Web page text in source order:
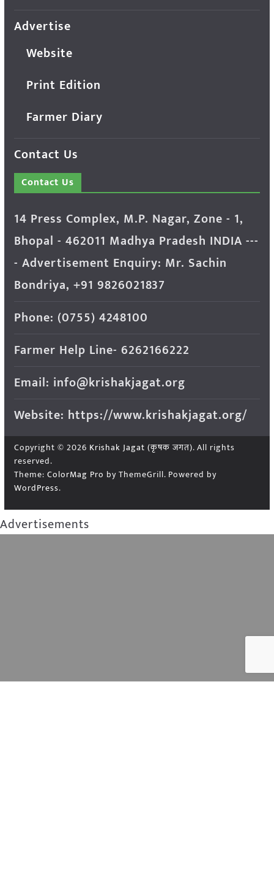
Advertise
Website
Print Edition
Farmer Diary
Contact Us
Contact Us
14 Press Complex, M.P. Nagar, Zone - 1,
Bhopal - 462011 Madhya Pradesh INDIA ---
- Advertisement Enquiry: Mr. Sachin
Bondriya, +91 9826021837
Phone: (0755) 4248100
Farmer Help Line- 6262166222
Email: info@krishakjagat.org
Website: https://www.krishakjagat.org/
Copyright © 2026 Krishak Jagat (कृषक जगत). All rights
reserved.
Theme: ColorMag Pro by ThemeGrill. Powered by
WordPress.
Advertisements